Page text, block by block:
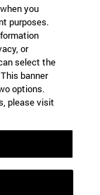
you
purposes.
or
select the
banner
options.
please visit